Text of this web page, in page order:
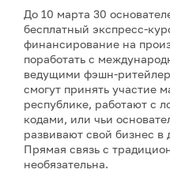
До 10 марта 30
бесплатный экспресс-
финансирование на
поработать с
ведущими фэшн-
смогут принять участие
республике, работают с
кодами, или чьи
развивают свой бизнес в
Прямая связь с
необязательна.